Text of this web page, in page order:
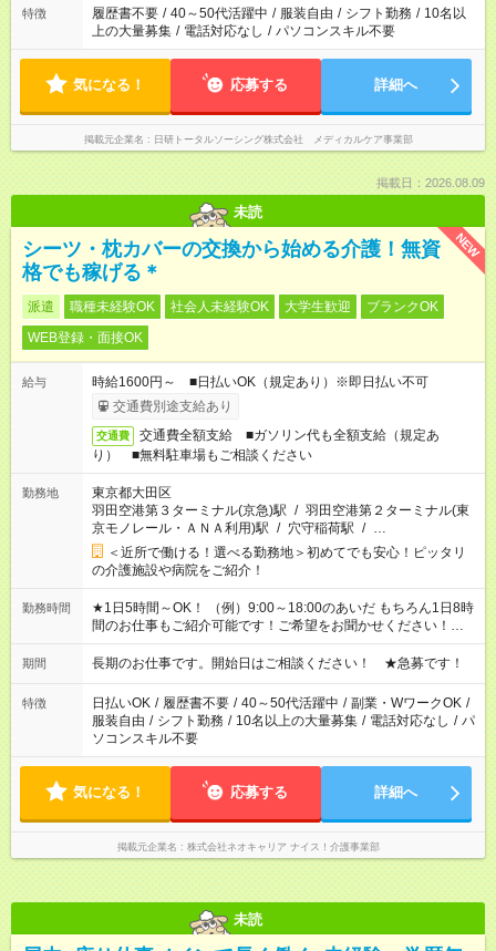
合は応募できません。
特徴 履歴書不要 / 40～50代活躍中 / 服装自由 / シフト勤務 / 10名以
上の大量募集 / 電話対応なし / パソコンスキル不要
気になる！ 応募する 詳細へ
掲載元企業名 日研トータルソーシング株式会社 メディカルケア事業部
掲載日：2026.08.09
未読
NEW
シーツ・枕カバーの交換から始める介護！無資
格でも稼げる＊
派遣 職種未経験OK 社会人未経験OK 大学生歓迎
ブランクOK
WEB登録・面接OK
給与
時給1600円～ ■日払いOK（規定あり）※即日払い不可
交通費別途支給あり
交通費
交通費全額支給 ■ガソリン代も全額支給（規定あ
り） ■無料駐車場もご相談ください
勤務地
東京都大田区
羽田空港第３ターミナル(京急)駅 / 羽田空港第２ターミナル(東
京モノレール・ＡＮＡ利用)駅 / 穴守稲荷駅 / …
＜近所で働ける！選べる勤務地＞初めてでも安心！ピッタリ
の介護施設や病院をご紹介！
勤務時間
★1日5時間～OK！ （例）9:00～18:00のあいだ もちろん1日8時
間のお仕事もご紹介可能です！ご希望をお聞かせください！★家
庭の都合でお休みが必要な場合も遠慮なくご相談ください。 ※
週最低15時間以上の勤務が必要です
期間 長期のお仕事です。開始日はご相談ください！ ★急募です！
特徴 日払いOK / 履歴書不要 / 40～50代活躍中 / 副業・WワークOK /
服装自由 / シフト勤務 / 10名以上の大量募集 / 電話対応なし / パ
ソコンスキル不要
気になる！ 応募する 詳細へ
掲載元企業名 株式会社ネオキャリア ナイス！介護事業部
未読